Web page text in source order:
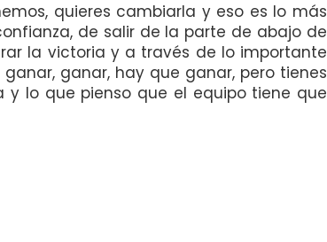
quieres cambiarla y eso es lo más
de salir de la parte de abajo de
la victoria y a través de lo importante
ganar, hay que ganar, pero tienes
lo que pienso que el equipo tiene que